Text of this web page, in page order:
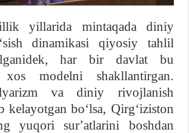
yillarida mintaqada diniy
dinamikasi qiyosiy tahlil
har bir davlat bu
xos modelni shakllantirgan.
va diniy rivojlanish
kelayotgan boʻlsa, Qirgʻiziston
yuqori surʼatlarini boshdan